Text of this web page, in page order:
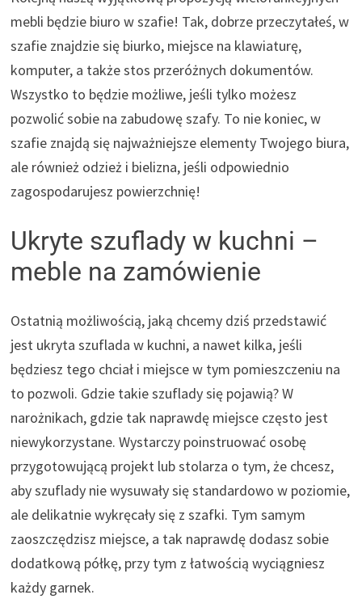
mebli będzie biuro w szafie! Tak, dobrze przeczytałeś, w
szafie znajdzie się biurko, miejsce na klawiaturę,
komputer, a także stos przeróżnych dokumentów.
Wszystko to będzie możliwe, jeśli tylko możesz
pozwolić sobie na zabudowę szafy. To nie koniec, w
szafie znajdą się najważniejsze elementy Twojego biura,
ale również odzież i bielizna, jeśli odpowiednio
zagospodarujesz powierzchnię!
Ukryte szuflady w kuchni –
meble na zamówienie
Ostatnią możliwością, jaką chcemy dziś przedstawić
jest ukryta szuflada w kuchni, a nawet kilka, jeśli
będziesz tego chciał i miejsce w tym pomieszczeniu na
to pozwoli. Gdzie takie szuflady się pojawią? W
narożnikach, gdzie tak naprawdę miejsce często jest
niewykorzystane. Wystarczy poinstruować osobę
przygotowującą projekt lub stolarza o tym, że chcesz,
aby szuflady nie wysuwały się standardowo w poziomie,
ale delikatnie wykręcały się z szafki. Tym samym
zaoszczędzisz miejsce, a tak naprawdę dodasz sobie
dodatkową półkę, przy tym z łatwością wyciągniesz
każdy garnek.